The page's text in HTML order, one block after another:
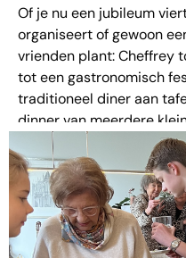
Of je nu een jubileum
organiseert of gewoon
vrienden plant: Cheffrey
tot een gastronomisch
traditioneel diner aan
dinner van meerdere
passie worden bereid
rondlopen, bijpraten en
Cheffrey
Chef op